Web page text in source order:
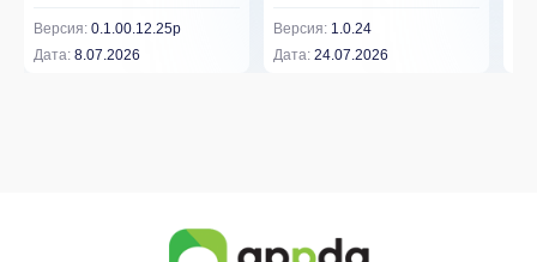
Версия: 0.1.00.12.25p
Дата: 8.07.2026
Версия: 1.0.24
Дата: 24.07.2026